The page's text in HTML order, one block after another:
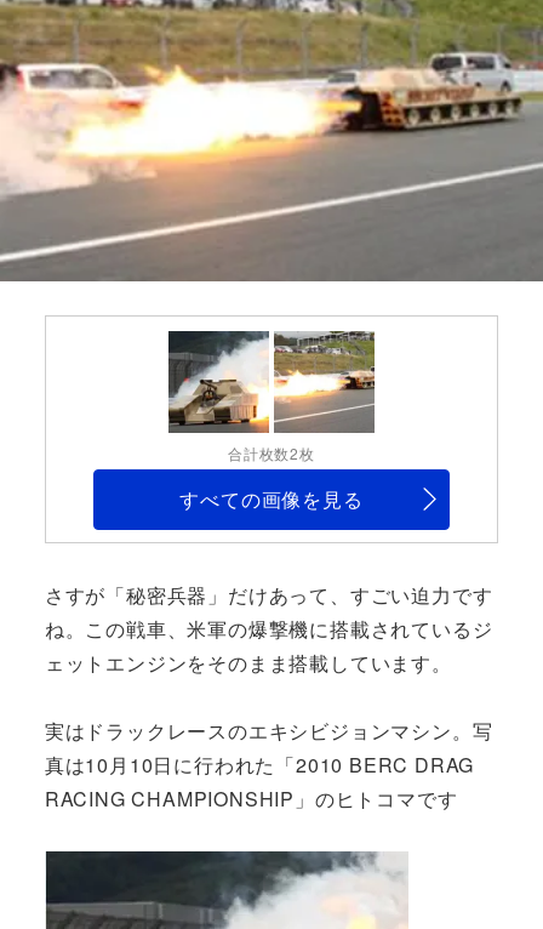
合計枚数2枚
すべての画像を見る
さすが「秘密兵器」だけあって、すごい迫力です
ね。この戦車、米軍の爆撃機に搭載されているジ
ェットエンジンをそのまま搭載しています。
実はドラックレースのエキシビジョンマシン。写
真は10月10日に行われた「2010 BERC DRAG
RACING CHAMPIONSHIP」のヒトコマです